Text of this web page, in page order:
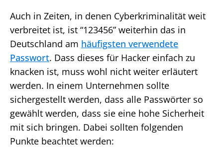
Auch in Zeiten, in denen Cyberkriminalität weit
verbreitet ist, ist “123456” weiterhin das in
Deutschland am häufigsten verwendete
Passwort. Dass dieses für Hacker einfach zu
knacken ist, muss wohl nicht weiter erläutert
werden. In einem Unternehmen sollte
sichergestellt werden, dass alle Passwörter so
gewählt werden, dass sie eine hohe Sicherheit
mit sich bringen. Dabei sollten folgenden
Punkte beachtet werden: